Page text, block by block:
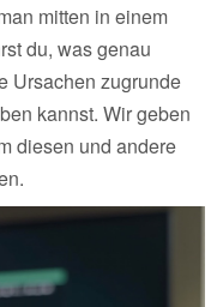
mitten in einem
du, was genau
Ursachen zugrunde
kannst. Wir geben
diesen und andere